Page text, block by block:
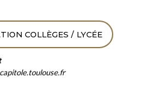
COLLÈGES / LYCÉE